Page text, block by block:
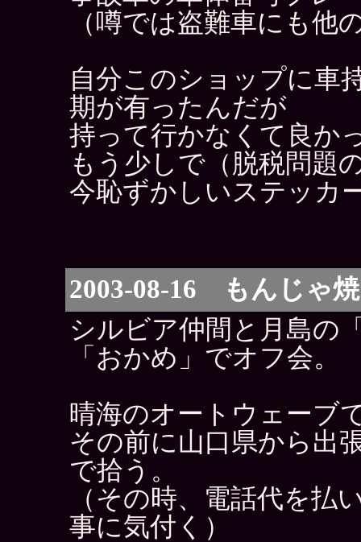
（噂では盗難車にも他
自分このショップに車
期が有ったんだが
持って行かなくて良か
もう少しで（脱税問題
今恥ずかしいステッカ
2003-08-16 もんじゃ
シルビア仲間と月島の
「おかめ」でオフ会。
晴海のオートウェーブ
その前に山口県から出
で拾う。
（その時、電話代を払
事に気付く）